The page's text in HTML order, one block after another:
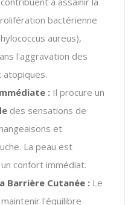
bactérienne
aureus),
l'aggravation des
: Il procure un
des sensations de
et
La peau est
confort immédiat.
Barrière Cutanée : Le
l'équilibre